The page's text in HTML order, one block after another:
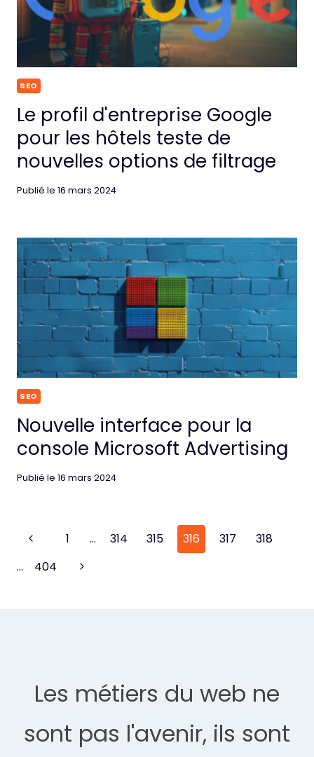
SEO
Le profil d'entreprise Google
pour les hôtels teste de
nouvelles options de filtrage
Publié le 16 mars 2024
SEO
Nouvelle interface pour la
console Microsoft Advertising
Publié le 16 mars 2024
Page
navigation
Previous
Page
1 … 314 315 316 317
318
…
404
Next
Les métiers du web ne
sont pas l'avenir, ils sont